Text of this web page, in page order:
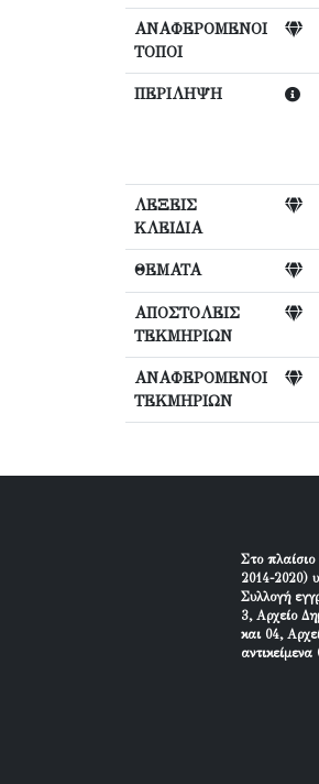
ΑΝΑΦΕΡΟΜΕΝΟΙ
ΤΟΠΟΙ
ΠΕΡΙΛΗΨΗ
ΛΕΞΕΙΣ
ΚΛΕΙΔΙΑ
ΘΕΜΑΤΑ
ΑΠΟΣΤΟΛΕΙΣ
ΤΕΚΜΗΡΙΩΝ
ΑΝΑΦΕΡΟΜΕΝΟΙ
ΤΕΚΜΗΡΙΩΝ
Στο
2014-2020)
Συλλογή
3, Αρχείο
και 04,